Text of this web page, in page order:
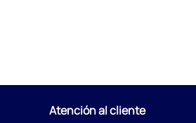
Atención al cliente